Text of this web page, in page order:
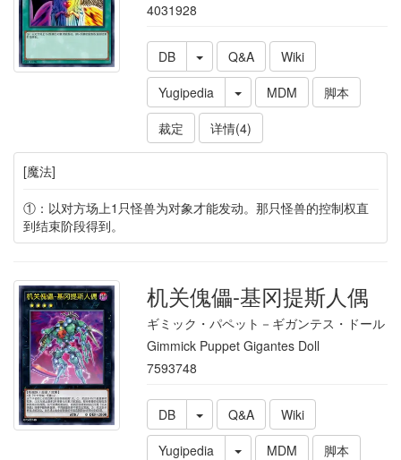
4031928
DB Q&A
Wiki
Yugipedia
MDM
脚本
裁定
详情(4)
[魔法]
①：以对方场上1只怪兽为对象才能发动。那只怪兽的控制权直
到结束阶段得到。
机关傀儡-基冈提斯人偶
ギミック・パペット－ギガンテス・ドール
Gimmick Puppet Gigantes Doll
7593748
DB Q&A
Wiki
Yugipedia
MDM
脚本